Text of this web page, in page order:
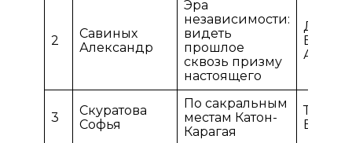
2
Савиных
Александр
Эра
независимости:
видеть
прошлое
сквозь призму
настоящего
3
Скуратова
Софья
По сакральным
местам Катон-
Карагая